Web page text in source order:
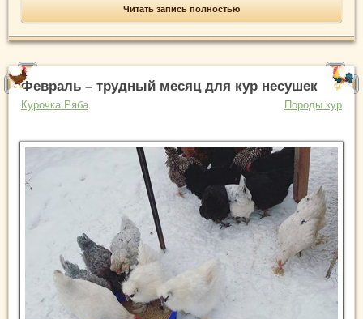
Читать запись полностью
Февраль – трудный месяц для кур несушек
Курочка Ряба Породы кур